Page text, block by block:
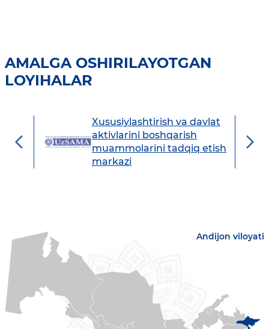
AMALGA OSHIRILAYOTGAN
LOYIHALAR
Xususiylashtirish va davlat
aktivlarini boshqarish
muammolarini tadqiq etish
markazi
Andijon viloyati